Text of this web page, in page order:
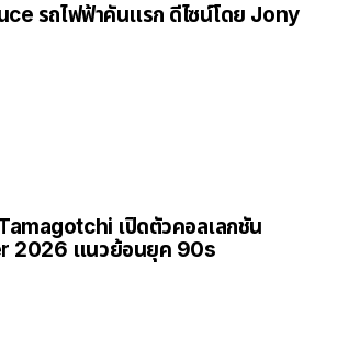
รถไฟฟ้าคันแรก ดีไซน์โดย Jony
เปิดตัวคอลเลกชัน
2026 แนวย้อนยุค 90s